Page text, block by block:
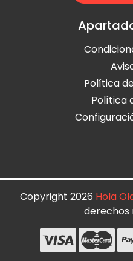
Política
Política
Copyright 2026 Hola
derechos